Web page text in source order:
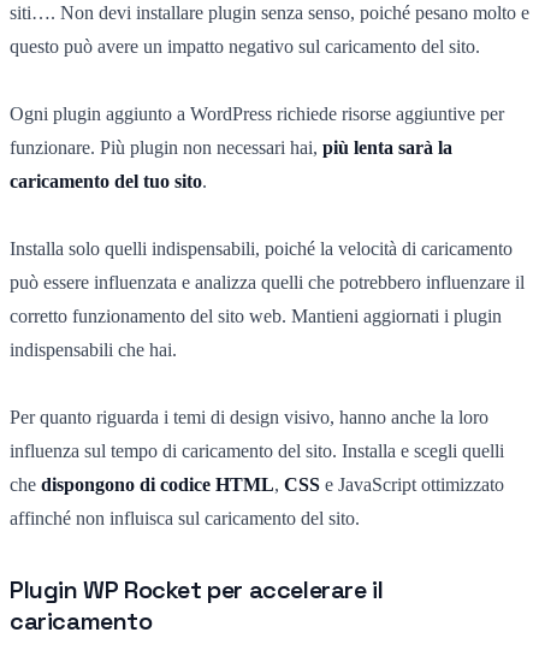
siti…. Non devi installare plugin senza senso, poiché pesano molto e
questo può avere un impatto negativo sul caricamento del sito.
Ogni plugin aggiunto a WordPress richiede risorse aggiuntive per
funzionare. Più plugin non necessari hai, più lenta sarà la
caricamento del tuo sito.
Installa solo quelli indispensabili, poiché la velocità di caricamento
può essere influenzata e analizza quelli che potrebbero influenzare il
corretto funzionamento del sito web. Mantieni aggiornati i plugin
indispensabili che hai.
Per quanto riguarda i temi di design visivo, hanno anche la loro
influenza sul tempo di caricamento del sito. Installa e scegli quelli
che dispongono di codice HTML, CSS e JavaScript ottimizzato
affinché non influisca sul caricamento del sito.
Plugin WP Rocket per accelerare il
caricamento